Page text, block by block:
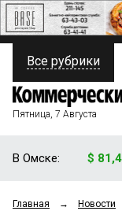
ПОЛИТИКА
ФИНАНСЫ
ОБЩЕСТВО
Все рубрики
Пятница, 7 Августа
В Омске: $
Главная → Новости